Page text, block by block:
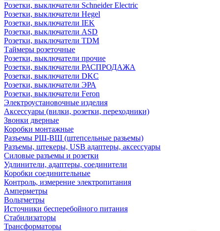
Розетки, выключатели Schneider Electric
Розетки, выключатели Hegel
Розетки, выключатели IEK
Розетки, выключатели ASD
Розетки, выключатели TDM
Таймеры розеточные
Розетки, выключатели прочие
Розетки, выключатели РАСПРОДАЖА
Розетки, выключатели DKC
Розетки, выключатели ЭРА
Розетки, выключатели Feron
Электроустановочные изделия
Аксессуары (вилки, розетки, переходники)
Звонки дверные
Коробки монтажные
Разъемы РШ-ВШ (штепсельные разьемы)
Разъемы, штекеры, USB адаптеры, аксессуары
Силовые разъемы и розетки
Удлинители, адаптеры, соединители
Коробки соединительные
Контроль, измерение электропитания
Амперметры
Вольтметры
Источники бесперебойного питания
Стабилизаторы
Трансформаторы